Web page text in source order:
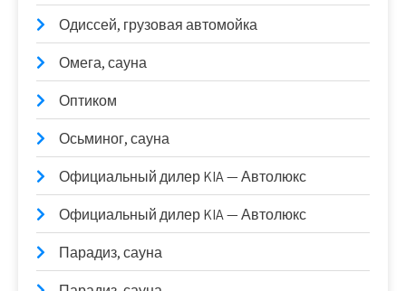
Одиссей, грузовая автомойка
Омега, сауна
Оптиком
Осьминог, сауна
Официальный дилер KIA — Автолюкс
Официальный дилер KIA — Автолюкс
Парадиз, сауна